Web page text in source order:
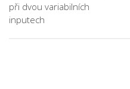
při dvou variabilních
inputech